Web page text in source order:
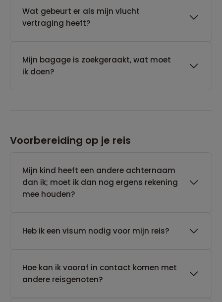
Wat gebeurt er als mijn vlucht
vertraging heeft?
Mijn bagage is zoekgeraakt, wat moet
ik doen?
Voorbereiding op je reis
Mijn kind heeft een andere achternaam
dan ik; moet ik dan nog ergens rekening
mee houden?
Heb ik een visum nodig voor mijn reis?
Hoe kan ik vooraf in contact komen met
andere reisgenoten?